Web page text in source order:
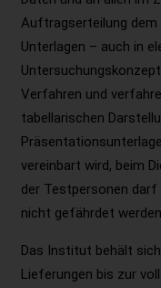
Auftragserteilung
Unterlagen – auch in
Verfahren und
tabellarischen
vereinbart wird, beim
der Testpersonen darf
nicht gefährdet werden.
Das Institut behält
Lieferungen bis zur